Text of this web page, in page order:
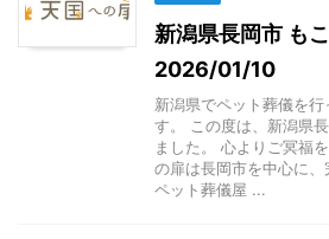
新潟県長岡市 も
2026/01/10
新潟県でペット葬儀を
す。 この度は、新潟県
ました。 心よりご冥福
の扉は長岡市を中心に
ペット葬儀屋 ...